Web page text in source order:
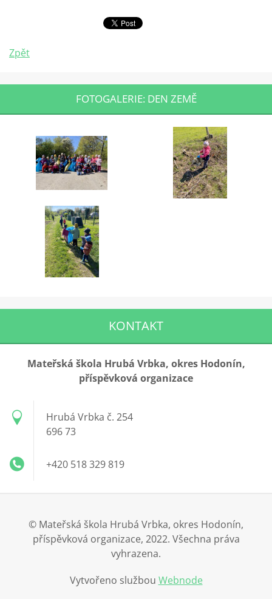
Zpět
FOTOGALERIE: DEN ZEMĚ
KONTAKT
Mateřská škola Hrubá Vrbka, okres Hodonín,
příspěvková organizace
Hrubá Vrbka č. 254
696 73
+420 518 329 819
© Mateřská škola Hrubá Vrbka, okres Hodonín,
příspěvková organizace, 2022. Všechna práva
vyhrazena.
Vytvořeno službou Webnode